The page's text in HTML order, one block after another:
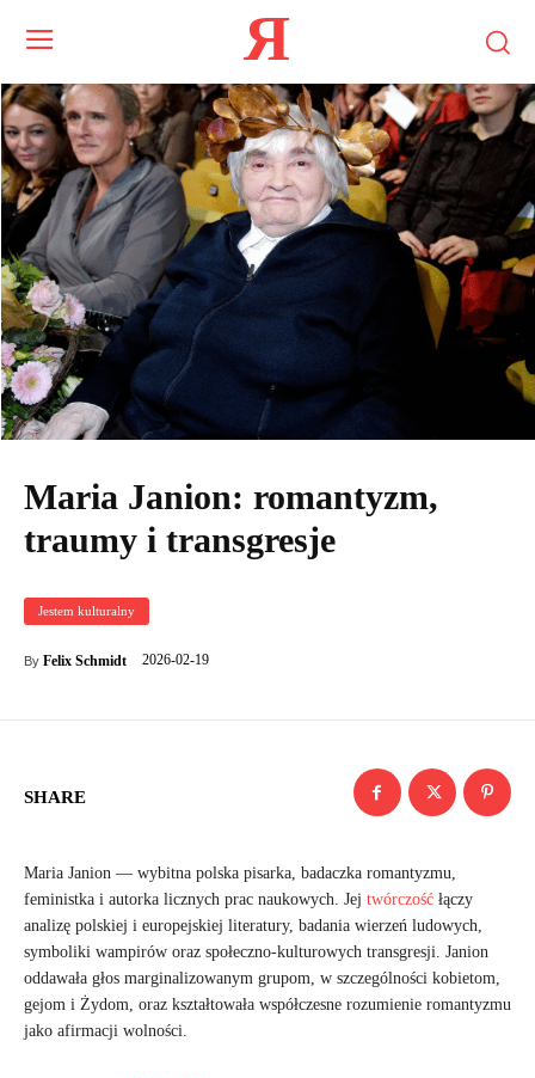
Я
Maria Janion: romantyzm,
traumy i transgresje
Jestem kulturalny
By Felix Schmidt 2026-02-19
SHARE
Maria Janion — wybitna polska pisarka, badaczka romantyzmu,
feministka i autorka licznych prac naukowych. Jej twórczość łączy
analizę polskiej i europejskiej literatury, badania wierzeń ludowych,
symboliki wampirów oraz społeczno-kulturowych transgresji. Janion
oddawała głos marginalizowanym grupom, w szczególności kobietom,
gejom i Żydom, oraz kształtowała współczesne rozumienie romantyzmu
jako afirmacji wolności.